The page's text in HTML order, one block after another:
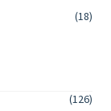
(18)
(126)